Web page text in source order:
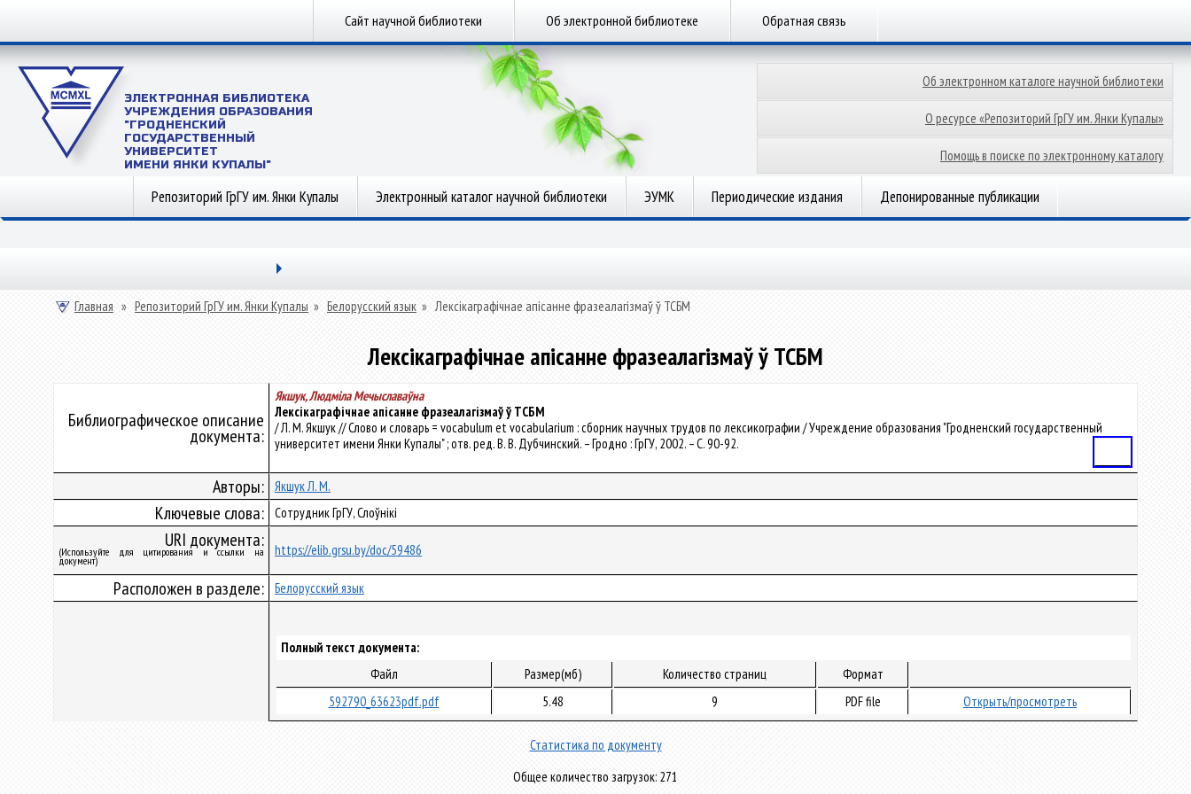
Сайт научной библиотеки Об электронной библиотеке Обратная связь
ЭЛЕКТРОННАЯ БИБЛИОТЕКА
УЧРЕЖДЕНИЯ ОБРАЗОВАНИЯ
"ГРОДНЕНСКИЙ
ГОСУДАРСТВЕННЫЙ
УНИВЕРСИТЕТ
ИМЕНИ ЯНКИ КУПАЛЫ"
Об электронном каталоге научной библиотеки
О ресурсе «Репозиторий ГрГУ им. Янки Купалы»
Помощь в поиске по электронному каталогу
Репозиторий ГрГУ им. Янки Купалы Электронный каталог научной библиотеки ЭУМК Периодические издания Депонированные публикации
Главная » Репозиторий ГрГУ им. Янки Купалы » Белорусский язык » Лексікаграфічнае апісанне фразеалагізмаў ў ТСБМ
Лексікаграфічнае апісанне фразеалагізмаў ў ТСБМ
Библиографическое описание
документа:
Якшук, Людміла Мечыславаўна
Лексікаграфічнае апісанне фразеалагізмаў ў ТСБМ
/ Л. М. Якшук // Слово и словарь = vocabulum et vocabularium : сборник научных трудов по лексикографии / Учреждение образования "Гродненский государственный
университет имени Янки Купалы" ; отв. ред. В. В. Дубчинский. – Гродно : ГрГУ, 2002. – С. 90-92.
Авторы: Якшук Л. М.
Ключевые слова: Сотрудник ГрГУ, Слоўнікі
URI документа:
(Используйте для цитирования и ссылки на
документ)
https://elib.grsu.by/doc/59486
Расположен в разделе: Белорусский язык
Полный текст документа:
Файл
Размер(мб) Количество страниц
Формат
592790_63623pdf.pdf
5.48 9 PDF file Открыть/просмотреть
Статистика по документу
Общее количество загрузок: 271